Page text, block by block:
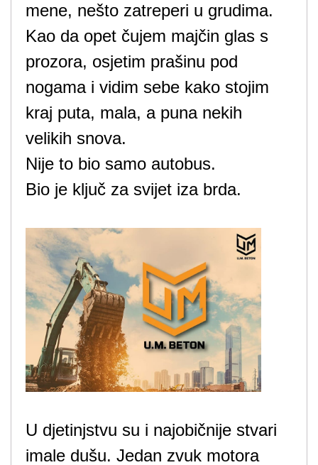
mene, nešto zatreperi u grudima.
Kao da opet čujem majčin glas s
prozora, osjetim prašinu pod
nogama i vidim sebe kako stojim
kraj puta, mala, a puna nekih
velikih snova.
Nije to bio samo autobus.
Bio je ključ za svijet iza brda.
U djetinjstvu su i najobičnije stvari
imale dušu. Jedan zvuk motora